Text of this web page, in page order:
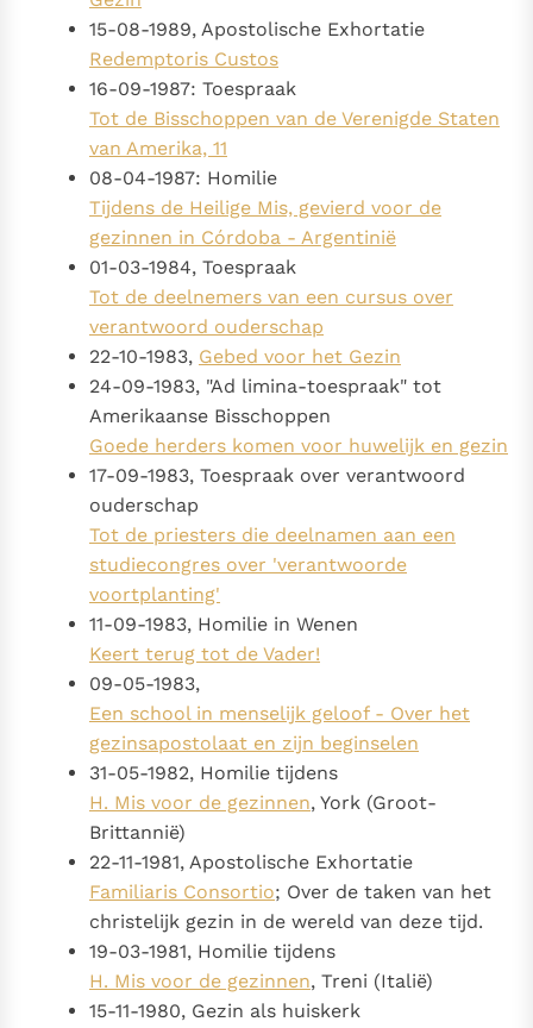
15-08-1989, Apostolische Exhortatie
Redemptoris Custos
16-09-1987: Toespraak
Tot de Bisschoppen van de Verenigde Staten
van Amerika, 11
08-04-1987: Homilie
Tijdens de Heilige Mis, gevierd voor de
gezinnen in Córdoba - Argentinië
01-03-1984, Toespraak
Tot de deelnemers van een cursus over
verantwoord ouderschap
22-10-1983, Gebed voor het Gezin
24-09-1983, "Ad limina-toespraak" tot
Amerikaanse Bisschoppen
Goede herders komen voor huwelijk en gezin
17-09-1983, Toespraak over verantwoord
ouderschap
Tot de priesters die deelnamen aan een
studiecongres over 'verantwoorde
voortplanting'
11-09-1983, Homilie in Wenen
Keert terug tot de Vader!
09-05-1983,
Een school in menselijk geloof - Over het
gezinsapostolaat en zijn beginselen
31-05-1982, Homilie tijdens
H. Mis voor de gezinnen, York (Groot-
Brittannië)
22-11-1981, Apostolische Exhortatie
Familiaris Consortio; Over de taken van het
christelijk gezin in de wereld van deze tijd.
19-03-1981, Homilie tijdens
H. Mis voor de gezinnen, Treni (Italië)
15-11-1980, Gezin als huiskerk